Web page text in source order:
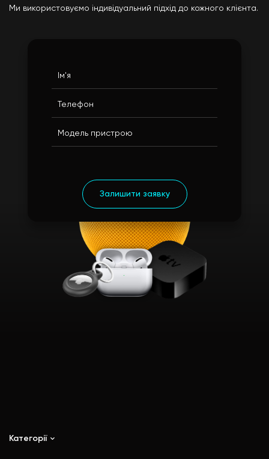
Ми використовуємо індивідуальний підхід до кожного клієнта.
Категорії